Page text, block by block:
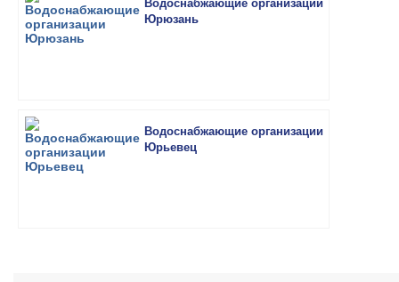
Водоснабжающие организации
Юрюзань
Водоснабжающие организации
Юрьевец